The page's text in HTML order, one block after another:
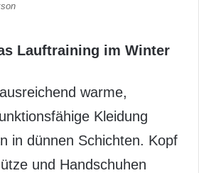
Lauftraining im Winter
warme,
Kleidung
in dünnen Schichten. Kopf
und Handschuhen